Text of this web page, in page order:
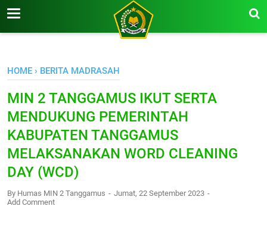
-->
HOME › BERITA MADRASAH
MIN 2 TANGGAMUS IKUT SERTA
MENDUKUNG PEMERINTAH
KABUPATEN TANGGAMUS
MELAKSANAKAN WORD CLEANING
DAY (WCD)
By Humas MIN 2 Tanggamus
Jumat, 22 September 2023
Add Comment